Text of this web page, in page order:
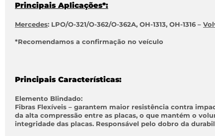
Principais Aplicações*:
Mercedes: LPO/O-321/O-362/O-362A, OH-1313, OH-1316 –
*Recomendamos a confirmação no veículo
Principais Características:
Elemento Blindado:
Fibras Flexíveis – garantem maior resistência contra
da alta compressão entre as placas, o que mantém o
integridade das placas. Responsável pelo dobro da